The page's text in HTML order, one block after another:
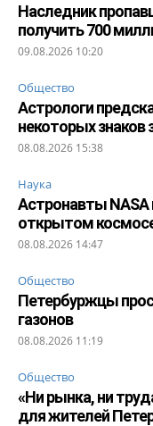
Наследник
получить 700
09.08.2026 10:20
Общество
Астрологи
некоторых
08.08.2026 15:38
Наука
Астронавты NASA
открытом
08.08.2026 14:47
Общество
Петербуржцы
газонов
08.08.2026 11:19
Общество
«Ни рынка, ни
для жителей